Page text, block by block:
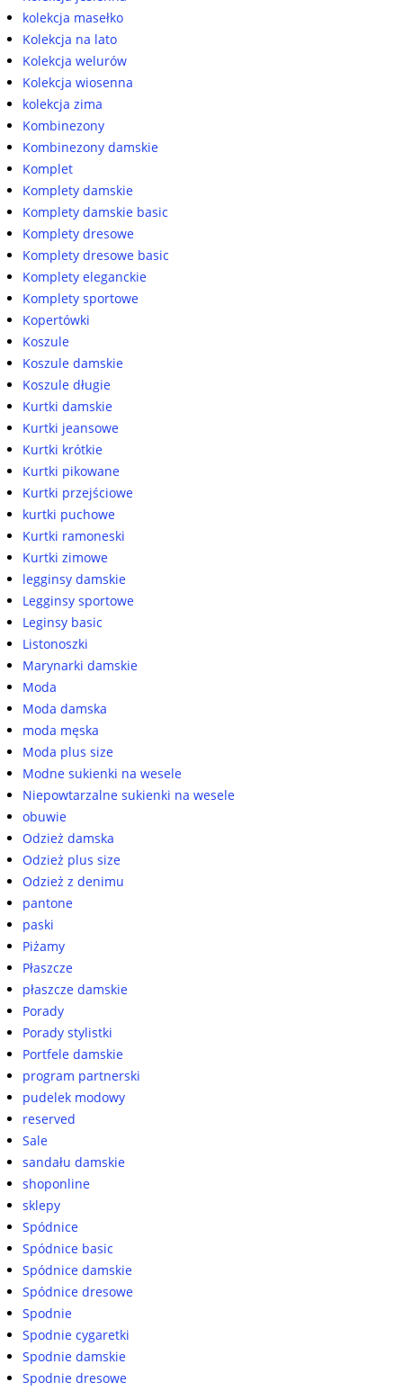
kolekcja masełko
Kolekcja na lato
Kolekcja welurów
Kolekcja wiosenna
kolekcja zima
Kombinezony
Kombinezony damskie
Komplet
Komplety damskie
Komplety damskie basic
Komplety dresowe
Komplety dresowe basic
Komplety eleganckie
Komplety sportowe
Kopertówki
Koszule
Koszule damskie
Koszule długie
Kurtki damskie
Kurtki jeansowe
Kurtki krótkie
Kurtki pikowane
Kurtki przejściowe
kurtki puchowe
Kurtki ramoneski
Kurtki zimowe
legginsy damskie
Legginsy sportowe
Leginsy basic
Listonoszki
Marynarki damskie
Moda
Moda damska
moda męska
Moda plus size
Modne sukienki na wesele
Niepowtarzalne sukienki na wesele
obuwie
Odzież damska
Odzież plus size
Odzież z denimu
pantone
paski
Piżamy
Płaszcze
płaszcze damskie
Porady
Porady stylistki
Portfele damskie
program partnerski
pudelek modowy
reserved
Sale
sandału damskie
shoponline
sklepy
Spódnice
Spódnice basic
Spódnice damskie
Spódnice dresowe
Spodnie
Spodnie cygaretki
Spodnie damskie
Spodnie dresowe